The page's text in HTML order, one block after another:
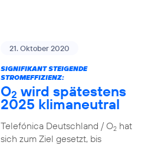
21. Oktober 2020
SIGNIFIKANT STEIGENDE
STROMEFFIZIENZ:
O2 wird spätestens
2025 klimaneutral
Telefónica Deutschland / O2hat
sich zum Ziel gesetzt, bis